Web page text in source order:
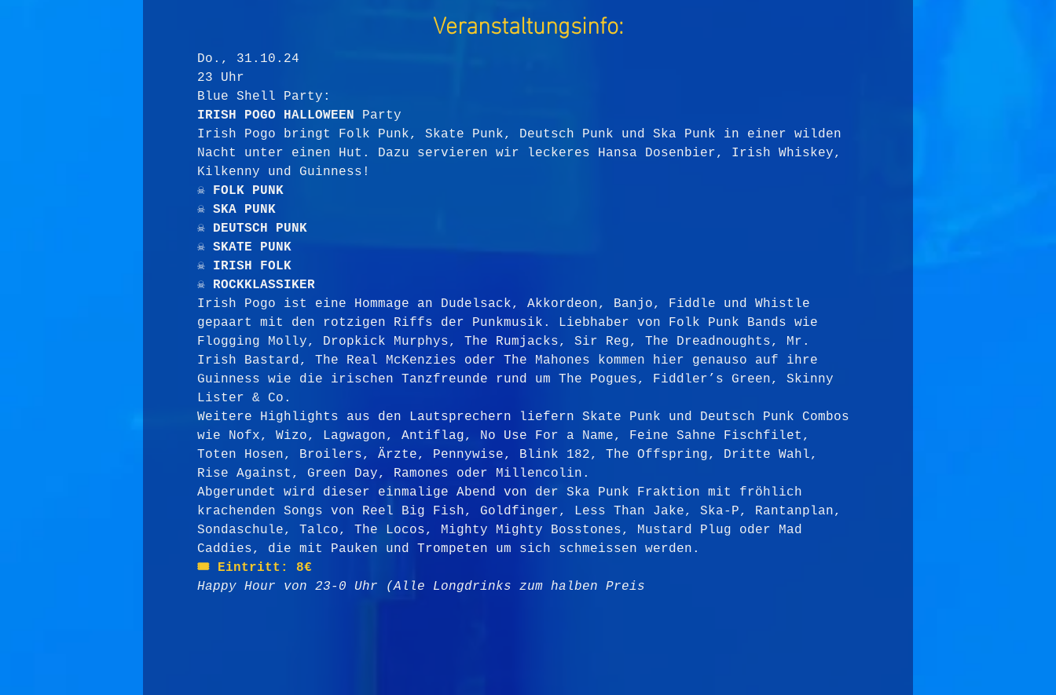
Veranstaltungsinfo:
Do., 31.10.24
23 Uhr
Blue Shell Party:
IRISH POGO
HALLOWEEN Party
Irish Pogo bringt Folk Punk, Skate Punk, Deutsch Punk und Ska Punk in einer wilden
Nacht unter einen Hut. Dazu servieren wir leckeres Hansa Dosenbier, Irish Whiskey,
Kilkenny und Guinness!
☠ FOLK PUNK
☠ SKA PUNK
☠ DEUTSCH PUNK
☠ SKATE PUNK
☠ IRISH FOLK
☠ ROCKKLASSIKER
Irish Pogo ist eine Hommage an Dudelsack, Akkordeon, Banjo, Fiddle und Whistle
gepaart mit den rotzigen Riffs der Punkmusik. Liebhaber von Folk Punk Bands wie
Flogging Molly, Dropkick Murphys, The Rumjacks, Sir Reg, The Dreadnoughts, Mr.
Irish Bastard, The Real McKenzies oder The Mahones kommen hier genauso auf ihre
Guinness wie die irischen Tanzfreunde rund um The Pogues, Fiddler’s Green, Skinny
Lister & Co.
Weitere Highlights aus den Lautsprechern liefern Skate Punk und Deutsch Punk Combos
wie Nofx, Wizo, Lagwagon, Antiflag, No Use For a Name, Feine Sahne Fischfilet,
Toten Hosen, Broilers, Ärzte, Pennywise, Blink 182, The Offspring, Dritte Wahl,
Rise Against, Green Day, Ramones oder Millencolin.
Abgerundet wird dieser einmalige Abend von der Ska Punk Fraktion mit fröhlich
krachenden Songs von Reel Big Fish, Goldfinger, Less Than Jake, Ska-P, Rantanplan,
Sondaschule, Talco, The Locos, Mighty Mighty Bosstones, Mustard Plug oder Mad
Caddies, die mit Pauken und Trompeten um sich schmeissen werden.
🎟️ Eintritt: 8€
Happy Hour von 23-0 Uhr (Alle Longdrinks zum halben Preis